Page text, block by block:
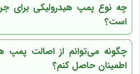
چه نوع پمپ هیدرولیکی برای
است؟
چگونه می‌توانم از اصالت پمپ
اطمینان حاصل کنم؟